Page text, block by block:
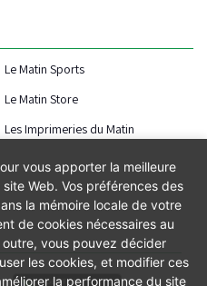
Le Matin Sports
Le Matin Store
Les Imprimeries du Matin
vous apporter la meilleure
Web. Vos préférences des
la mémoire locale de votre
de cookies nécessaires au
vous pouvez décider
les cookies, et modifier ces
la performance du site